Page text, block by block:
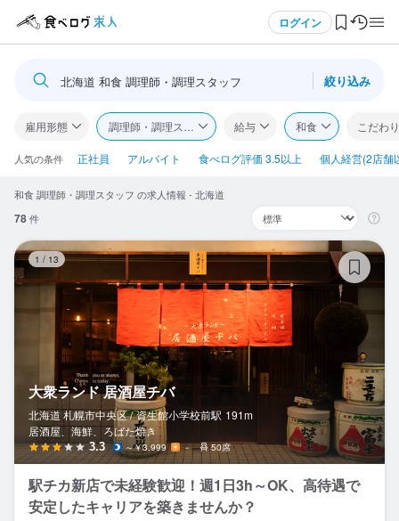
ログイン
ログイン・無料会員登録
食べログ求人TOP
求人検索
閲覧履歴
気になる求人
検索履歴・保存した条件
応募履歴
WEB履歴書
スカウト・メルマガ受信設定
北海道 和食 調理師・調理スタッフ 絞り込み
雇用形態 調理師・調理スタッフ 給与 和食 こだわ
人気の条件 正社員 アルバイト 食べログ評価 3.5以上 個人経営(2店舗
和食 調理師・調理スタッフ の求人情報 - 北海道
78件
1 / 13
大衆ランド 居酒屋チバ
北海道 札幌市中央区 / 資生館小学校前駅 191m
居酒屋、海鮮、ろばた焼き
3.3 ～￥3,999 － 50席
駅チカ新店で未経験歓迎！週1日3h～OK、高待遇で
安定したキャリアを築きませんか？